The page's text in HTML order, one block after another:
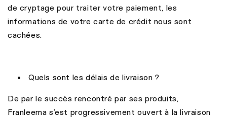
de cryptage pour traiter votre paiement, les
informations de votre carte de crédit nous sont
cachées.
Quels sont les délais de livraison ?
De par le succès rencontré par ses produits,
Franleema s’est progressivement ouvert à la livraison